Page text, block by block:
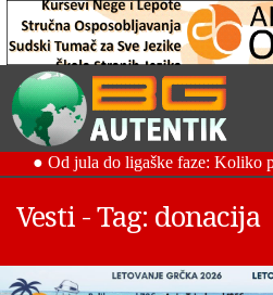
Vesti - Tag: donacija